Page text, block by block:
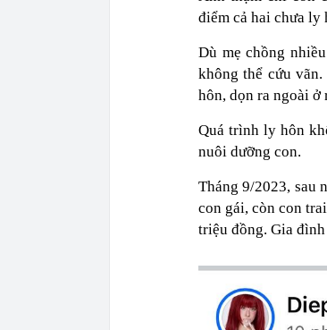
điểm cả hai chưa ly
Dù mẹ chồng
không thể cứu
hôn, dọn ra ngoài ở
Quá trình ly hôn
nuôi dưỡng con.
Tháng 9/2023, sau
con gái, còn con
triệu đồng. Gia